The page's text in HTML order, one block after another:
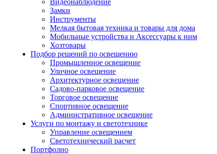
Видеонаблюдение
Замки
Инструменты
Мелкая бытовая техника и товары для дома
Мобильные устройства и Аксессуары к ним
Хозтовары
Подбор решений по освещению
Промышленное освещение
Уличное освещение
Архитектурное освещение
Садово-парковое освещение
Торговое освещение
Спортивное освещение
Административное освещение
Услуги по монтажу и светотехнике
Управление освещением
Светотехнический расчет
Портфолио